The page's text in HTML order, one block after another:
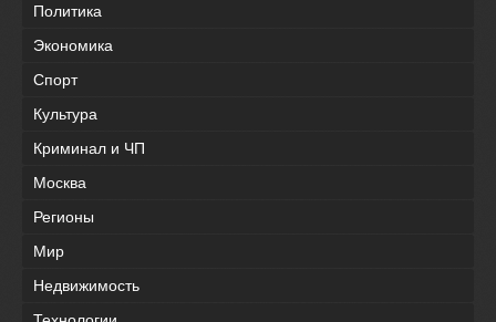
Политика
Экономика
Спорт
Культура
Криминал и ЧП
Москва
Регионы
Мир
Недвижимость